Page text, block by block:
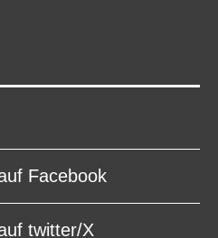
Facebook
twitter/X